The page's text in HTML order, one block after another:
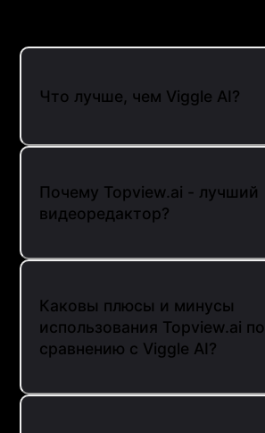
Что лучше, чем Viggle AI?
Почему Topview.ai - лучший
видеоредактор?
Каковы плюсы и минусы
использования Topview.ai по
сравнению с Viggle AI?